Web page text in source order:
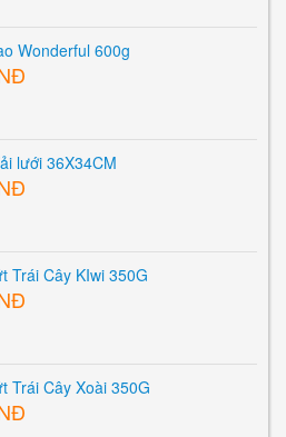
Wonderful 600g
lưới 36X34CM
Trái Cây KIwi 350G
Trái Cây Xoài 350G